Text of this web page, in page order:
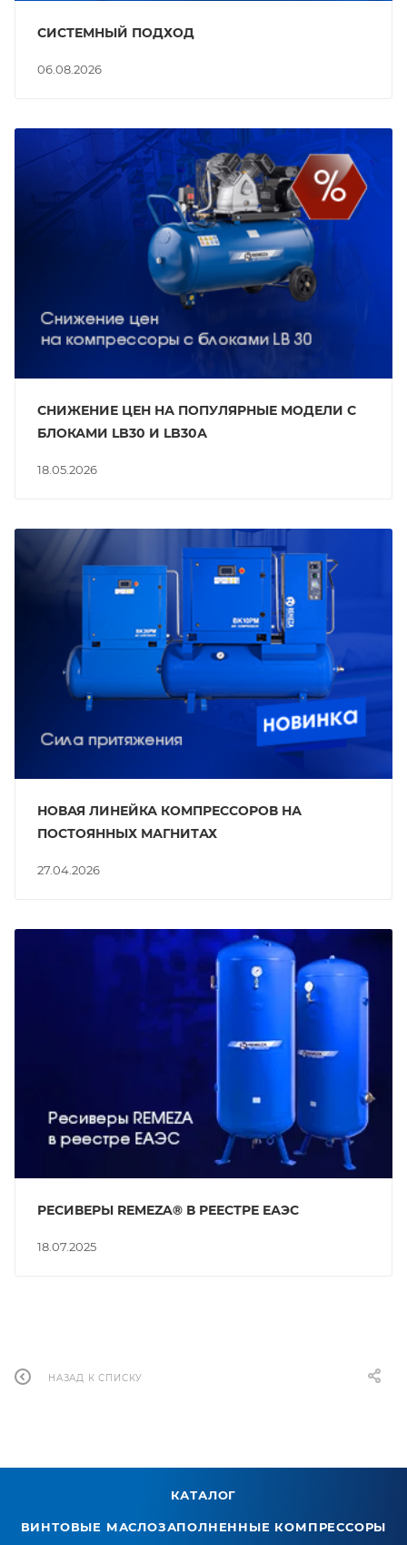
06.08.2026
СИСТЕМНЫЙ ПОДХОД
18.05.2026
СНИЖЕНИЕ ЦЕН НА ПОПУЛЯРНЫЕ МОДЕЛИ С
БЛОКАМИ LB30 И LB30А
27.04.2026
НОВАЯ ЛИНЕЙКА КОМПРЕССОРОВ НА
ПОСТОЯННЫХ МАГНИТАХ
18.07.2025
РЕСИВЕРЫ REMEZA® В РЕЕСТРЕ ЕАЭС
НАЗАД К СПИСКУ
КАТАЛОГ
ВИНТОВЫЕ МАСЛОЗАПОЛНЕННЫЕ КОМПРЕССОРЫ